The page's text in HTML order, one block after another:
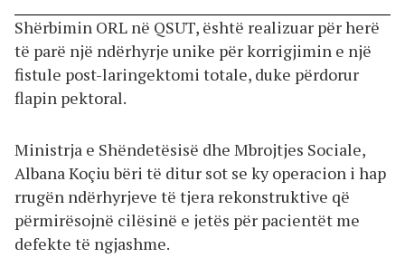
Shërbimin ORL në QSUT, është realizuar për herë
të parë një ndërhyrje unike për korrigjimin e një
fistule post-laringektomi totale, duke përdorur
flapin pektoral.
Ministrja e Shëndetësisë dhe Mbrojtjes Sociale,
Albana Koçiu bëri të ditur sot se ky operacion i hap
rrugën ndërhyrjeve të tjera rekonstruktive që
përmirësojnë cilësinë e jetës për pacientët me
defekte të ngjashme.